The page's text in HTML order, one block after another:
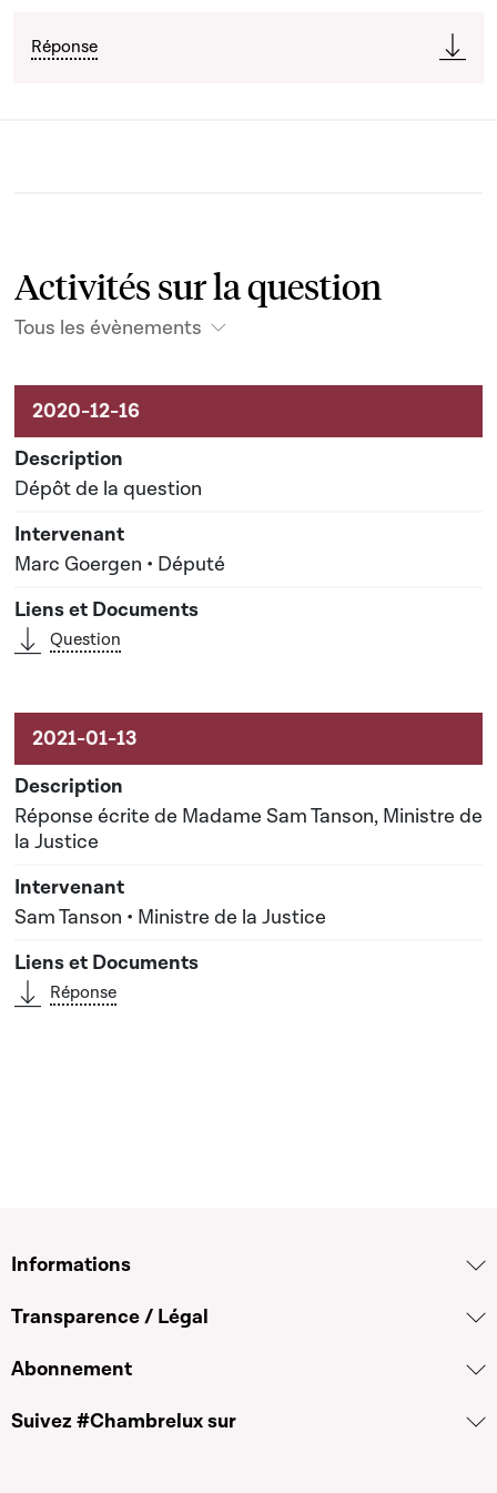
Réponse
Activités sur la question
Tous les évènements
Activités liées au dossier
Dépôt de la question
Marc Goergen • Député
Question
Réponse écrite de Madame Sam Tanson, Ministre de
la Justice
Sam Tanson • Ministre de la Justice
Réponse
Informations
Transparence / Légal
Abonnement
Suivez #Chambrelux sur